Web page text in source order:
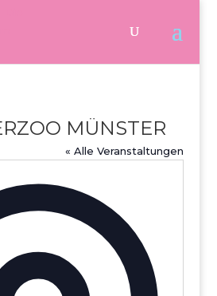
MÜNSTER
« Alle Veranstaltungen